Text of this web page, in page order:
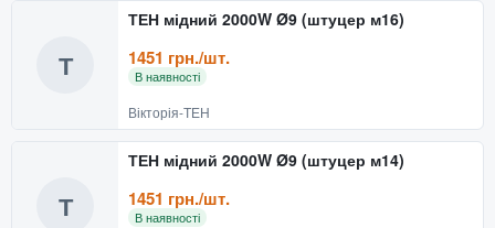
Т
ТЕН мідний 2000W Ø9 (штуцер м16)
1451 грн./шт.
В наявності
Вікторія-ТЕН
Т
ТЕН мідний 2000W Ø9 (штуцер м14)
1451 грн./шт.
В наявності